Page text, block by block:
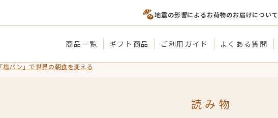
地震の影響によるお荷物のお届けについて
商品一覧 ギフト商品 ご利用ガイド よくある質問
「塩パン」で世界の朝食を変える
読み物